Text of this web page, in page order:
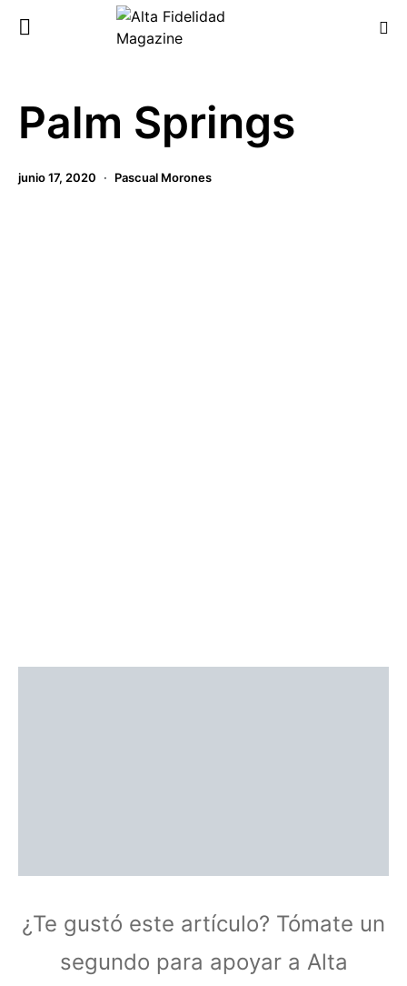
Palm Springs
junio 17, 2020 Pascual Morones
¿Te gustó este artículo? Tómate un
segundo para apoyar a Alta